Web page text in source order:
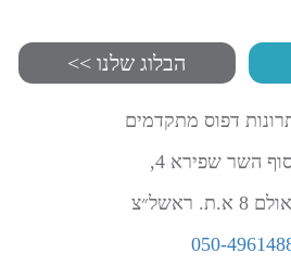
הבלוג שלנו >>
דפוס מתקדמים
השר שפירא 4,
ראשל״צ
050-